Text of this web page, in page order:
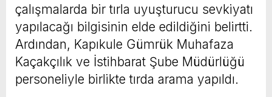
çalışmalarda bir tırla uyuşturucu sevkiyatı
yapılacağı bilgisinin elde edildiğini belirtti.
Ardından, Kapıkule Gümrük Muhafaza
Kaçakçılık ve İstihbarat Şube Müdürlüğü
personeliyle birlikte tırda arama yapıldı.